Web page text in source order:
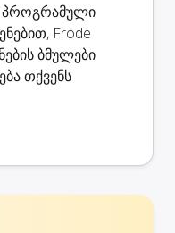
პროგრამული
Frode
ბმულები
თქვენს